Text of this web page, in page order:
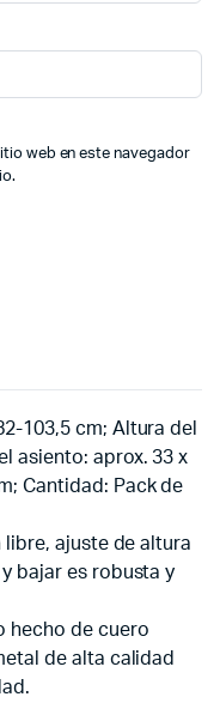
web en este navegador
103,5 cm; Altura del
asiento: aprox. 33 x
Cantidad: Pack de
ajuste de altura
bajar es robusta y
hecho de cuero
de alta calidad